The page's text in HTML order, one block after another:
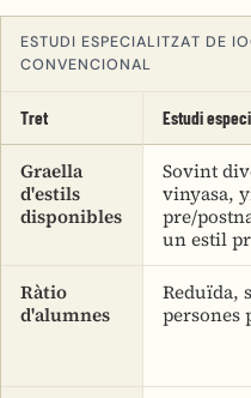
ESTUDI ESPECIALITZAT DE
CONVENCIONAL
Tret Estudi
Graella
d'estils
disponibles
Sovint
vinyasa,
pre/
un estil
Ràtio
d'alumnes
Reduïda,
persones